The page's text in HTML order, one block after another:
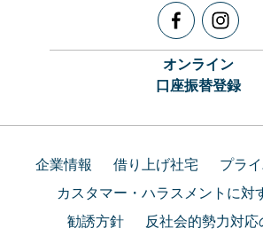
オンライン
口座振替登録
企業情報 借り上げ社宅
プラ
カスタマー・ハラスメントに対
勧誘方針
反社会的勢力対